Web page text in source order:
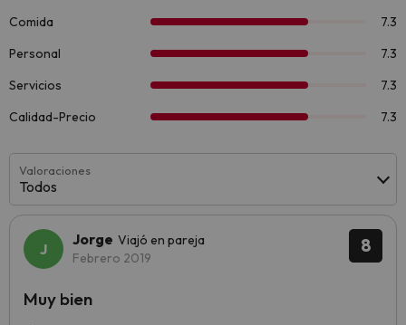
Valoraciones
Todos
8
Jorge Viajó en pareja
Febrero 2019
Muy bien